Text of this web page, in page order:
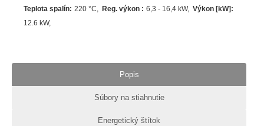
Teplota spalín: 220°C Reg. výkon : 6,3 - 16,4 kW Výkon [kW] :
12.6 kW
Popis
Súbory na stiahnutie
Energetický štítok